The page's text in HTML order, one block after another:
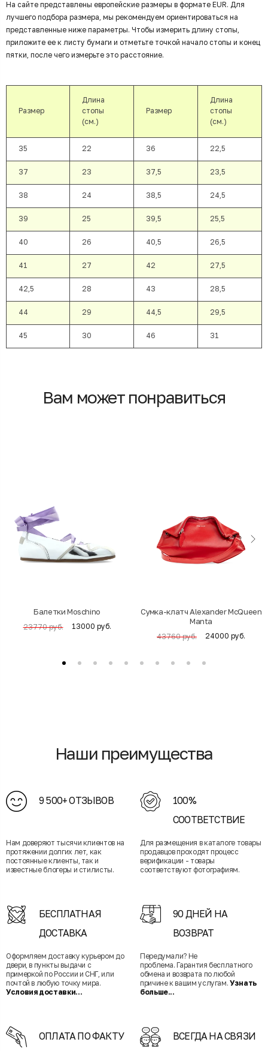
На сайте представлены европейские размеры в формате EUR. Для
лучшего подбора размера, мы рекомендуем ориентироваться на
представленные ниже параметры. Чтобы измерить длину стопы,
приложите ее к листу бумаги и отметьте точкой начало стопы и конец
пятки, после чего измерьте это расстояние.
Размер
Длина
стопы
(см.)
Размер
Длина
стопы
(см.)
35 22 36 22,5
37 23 37,5 23,5
38 24 38,5 24,5
39 25 39,5 25,5
40 26 40,5 26,5
41 27 42 27,5
42,5 28 43 28,5
44 29 44,5 29,5
45 30 46 31
Вам может понравиться
Балетки Moschino
23770 руб. 13000 руб.
Cумка-клатч Alexander McQueen
Manta
43760 руб. 24000 руб.
Наши преимущества
9 500+ ОТЗЫВОВ
Нам доверяют тысячи клиентов на
протяжении долгих лет, как
постоянные клиенты, так и
известные блогеры и стилисты.
100%
СООТВЕТСТВИЕ
Для размещения в каталоге товары
продавцов проходят процесс
верификации - товары
соответствуют фотографиям.
БЕСПЛАТНАЯ
ДОСТАВКА
Оформляем доставку курьером до
двери, в пункты выдачи с
примеркой по России и СНГ, или
почтой в любую точку мира.
Условия доставки...
90 ДНЕЙ НА
ВОЗВРАТ
Передумали? Не
проблема. Гарантия бесплатного
обмена и возврата по любой
причине к вашим услугам. Узнать
больше...
ОПЛАТА ПО ФАКТУ ВСЕГДА НА СВЯЗИ